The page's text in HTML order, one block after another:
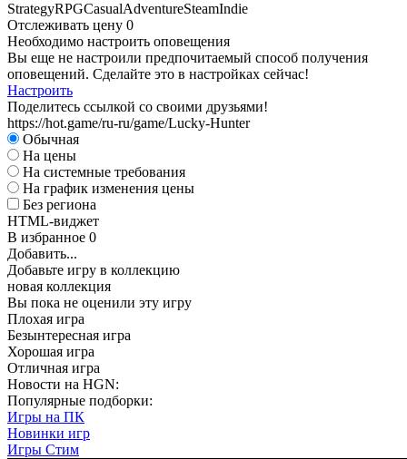
StrategyRPGCasualAdventureSteamIndie
Отслеживать цену 0
Необходимо настроить оповещения
Вы еще не настроили предпочитаемый способ получения
оповещений. Сделайте это в настройках сейчас!
Настроить
Поделитесь ссылкой со своими друзьями!
https://hot.game/ru-ru/game/Lucky-Hunter
Обычная
На цены
На системные требования
На график изменения цены
Без региона
HTML-виджет
В избранное 0
Добавить...
Добавьте игру в коллекцию
новая коллекция
Вы пока не оценили эту игру
Плохая игра
Безынтересная игра
Хорошая игра
Отличная игра
Новости на HGN:
Популярные подборки:
Игры на ПК
Новинки игр
Игры Стим